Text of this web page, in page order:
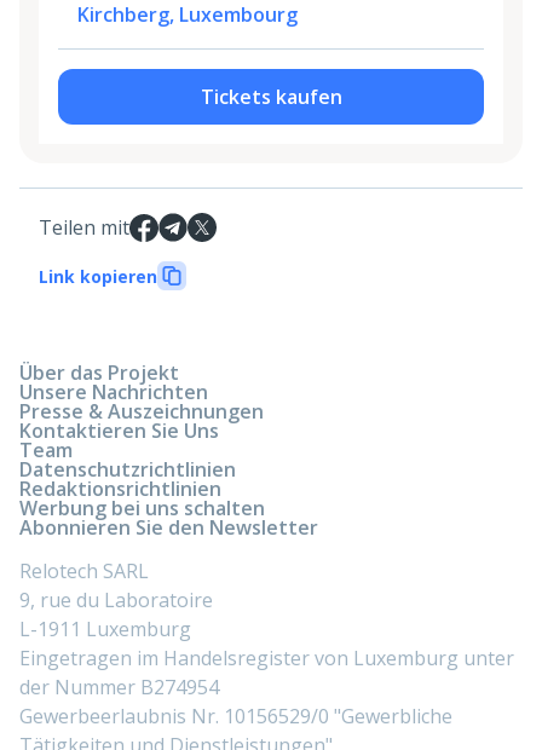
Kirchberg, Luxembourg
Tickets kaufen
Teilen mit
Link kopieren
Über das Projekt
Unsere Nachrichten
Presse & Auszeichnungen
Kontaktieren Sie Uns
Team
Datenschutzrichtlinien
Redaktionsrichtlinien
Werbung bei uns schalten
Abonnieren Sie den Newsletter
Relotech SARL
9, rue du Laboratoire
L-1911 Luxemburg
Eingetragen im Handelsregister von Luxemburg unter
der Nummer B274954
Gewerbeerlaubnis Nr. 10156529/0 "Gewerbliche